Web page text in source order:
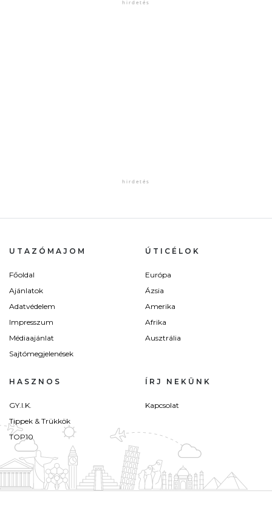
UTAZÓMAJOM
Főoldal
Ajánlatok
Adatvédelem
Impresszum
Médiaajánlat
Sajtómegjelenések
ÚTICÉLOK
Európa
Ázsia
Amerika
Afrika
Ausztrália
HASZNOS
GY.I.K.
Tippek & Trükkök
TOP10
ÍRJ NEKÜNK
Kapcsolat